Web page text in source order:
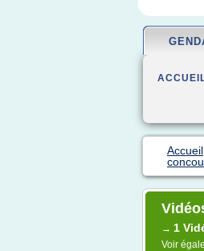
Accueil
→ 1
Voir